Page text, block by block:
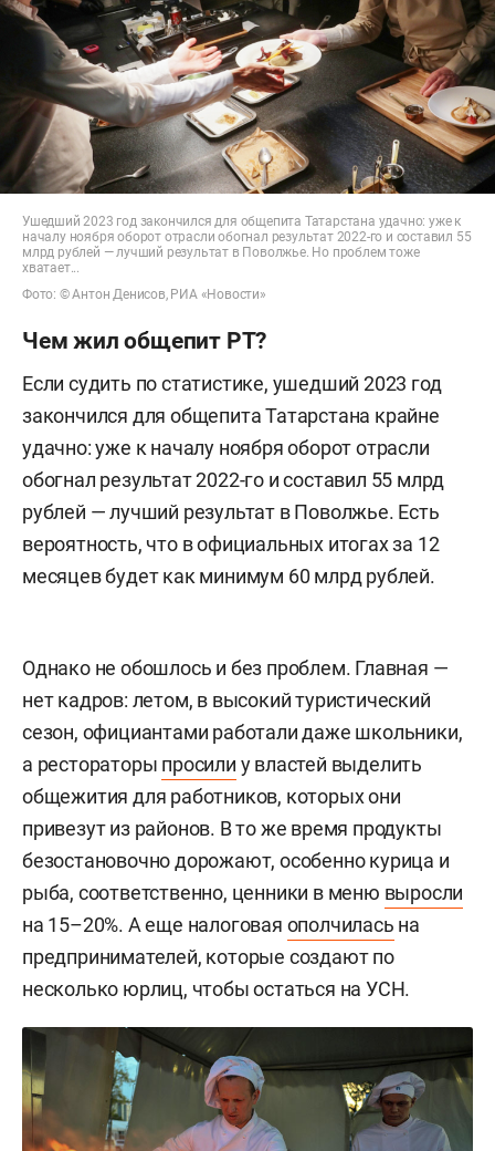
Ушедший 2023 год закончился для общепита Татарстана удачно: уже к
началу ноября оборот отрасли обогнал результат 2022-го и составил 55
млрд рублей — лучший результат в Поволжье. Но проблем тоже
хватает...
Фото: © Антон Денисов, РИА «Новости»
Чем жил общепит РТ?
Если судить по статистике, ушедший 2023 год
закончился для общепита Татарстана крайне
удачно: уже к началу ноября оборот отрасли
обогнал результат 2022-го и составил 55 млрд
рублей — лучший результат в Поволжье. Есть
вероятность, что в официальных итогах за 12
месяцев будет как минимум 60 млрд рублей.
Однако не обошлось и без проблем. Главная —
нет кадров: летом, в высокий туристический
сезон, официантами работали даже школьники,
а рестораторы просили у властей выделить
общежития для работников, которых они
привезут из районов. В то же время продукты
безостановочно дорожают, особенно курица и
рыба, соответственно, ценники в меню выросли
на 15–20%. А еще налоговая ополчилась на
предпринимателей, которые создают по
несколько юрлиц, чтобы остаться на УСН.